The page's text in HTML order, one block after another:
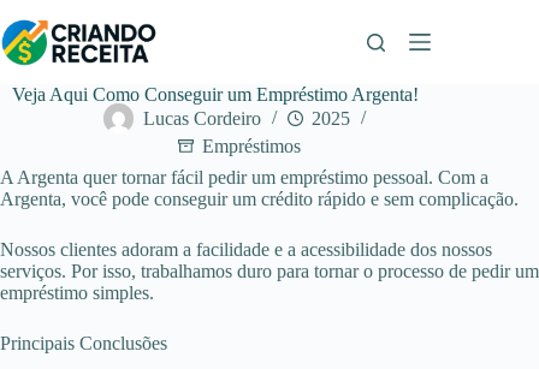
para
o
Veja Aqui Como Conseguir um Empréstimo Argenta!
Lucas Cordeiro
2025
Empréstimos
A Argenta quer tornar fácil pedir um empréstimo pessoal. Com a
Argenta, você pode conseguir um crédito rápido e sem complicação.
Nossos clientes adoram a facilidade e a acessibilidade dos nossos
serviços. Por isso, trabalhamos duro para tornar o processo de pedir um
empréstimo simples.
Principais Conclusões